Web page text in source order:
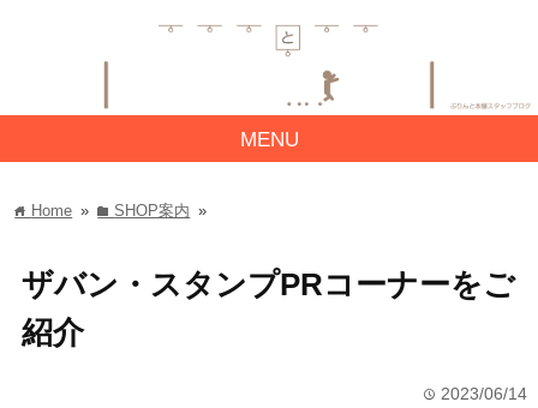
MENU
home Home » folderSHOP案内 »
ザバン・スタンプPRコーナーをご
紹介
time 2023/06/14